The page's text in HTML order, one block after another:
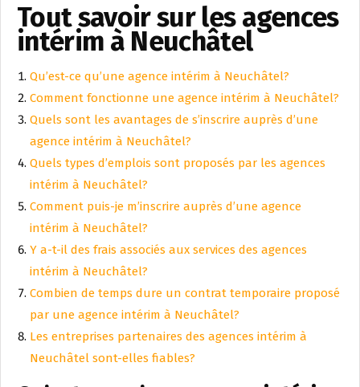
Tout savoir sur les agences
intérim à Neuchâtel
Qu’est-ce qu’une agence intérim à Neuchâtel?
Comment fonctionne une agence intérim à Neuchâtel?
Quels sont les avantages de s’inscrire auprès d’une
agence intérim à Neuchâtel?
Quels types d’emplois sont proposés par les agences
intérim à Neuchâtel?
Comment puis-je m’inscrire auprès d’une agence
intérim à Neuchâtel?
Y a-t-il des frais associés aux services des agences
intérim à Neuchâtel?
Combien de temps dure un contrat temporaire proposé
par une agence intérim à Neuchâtel?
Les entreprises partenaires des agences intérim à
Neuchâtel sont-elles fiables?